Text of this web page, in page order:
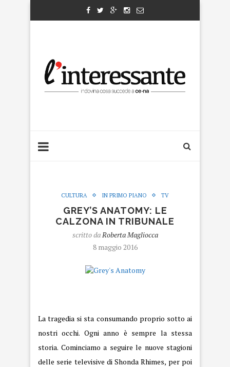
CULTURA IN PRIMO PIANO TV
GREY’S ANATOMY: LE
CALZONA IN TRIBUNALE
scritto da Roberta Magliocca
8 maggio 2016
La tragedia si sta consumando proprio sotto ai
nostri occhi. Ogni anno è sempre la stessa
storia. Cominciamo a seguire le nuove stagioni
delle serie televisive di Shonda Rhimes, per poi